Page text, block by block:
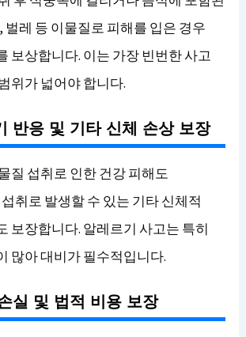
벌레 등 이물질로 피해를 입은 경우
보상합니다. 이는 가장 빈번한 사고
위가 넓어야 합니다.
반응 및 기타 신체 손상 보장
질 섭취로 인한 건강 피해도
취로 발생할 수 있는 기타 신체적
보장합니다. 알레르기 사고는 특히
많아 대비가 필수적입니다.
실 및 법적 비용 보장